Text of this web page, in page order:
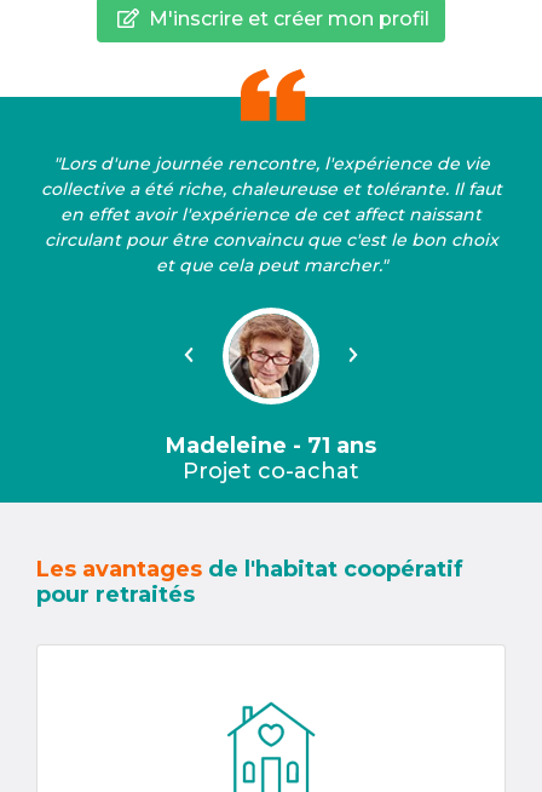
M'inscrire et créer mon profil
"Lors d'une journée rencontre, l'expérience de vie
collective a été riche, chaleureuse et tolérante. Il faut
en effet avoir l'expérience de cet affect naissant
circulant pour être convaincu que c'est le bon choix
et que cela peut marcher."
Précédent Suivant
Madeleine - 71 ans
Projet co-achat
Les avantages de l'habitat coopératif
pour retraités